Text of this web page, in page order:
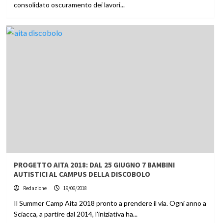
consolidato oscuramento dei lavori...
PROGETTO AITA 2018: DAL 25 GIUGNO 7 BAMBINI
AUTISTICI AL CAMPUS DELLA DISCOBOLO
Redazione 19/06/2018
Il Summer Camp Aita 2018 pronto a prendere il via. Ogni anno a
Sciacca, a partire dal 2014, l'iniziativa ha...